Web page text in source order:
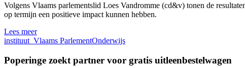
Volgens Vlaams parlementslid Loes Vandromme (cd&v) tonen de
op termijn een positieve impact kunnen hebben.
Lees meer
instituut_Vlaams ParlementOnderwijs
Poperinge zoekt partner voor gratis uitleenbestelwagen